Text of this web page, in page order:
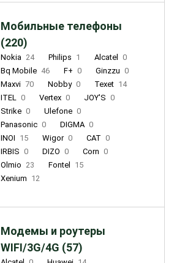
Мобильные телефоны
(220)
Nokia 24 Philips 1 Alcatel
0
Bq Mobile 46 F+ 0 Ginzzu 0
Maxvi 70 Nobby 0 Texet 14
ITEL 0 Vertex 0 JOY'S 0
Strike 0 Ulefone 0
Panasonic 0 DIGMA 0
INOI 15 Wigor 0 CAT 0
IRBIS 0 DIZO 0 Corn 0
Olmio 23 Fontel
15
Xenium 12
Модемы и роутеры
WIFI/3G/4G (57)